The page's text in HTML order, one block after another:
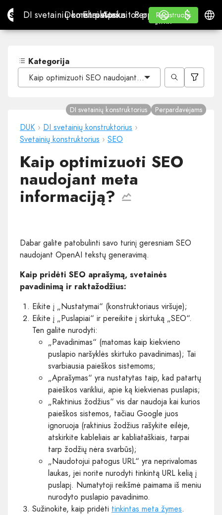
Site.proDI svetainių konstruktorius
DI svetainių konstruktorius
Domenai
DomenaiEl. paštas
El. paštasApskaitos programa
Apskaitos programa
Perpardavėjams
„WHITE LABEL“
Mokymasis
Mokymasis
Registruotis
Registruotis
Prisijungti
$
$
Kategorija
Kaip optimizuoti SEO naudojant meta informaciją?
DUK › DI svetainių konstruktorius ›
Svetainių konstruktorius › SEO
DI svetainių konstruktorius Perpardavėjams
Kaip optimizuoti SEO
naudojant meta
informaciją?
Dabar galite patobulinti savo turinį geresniam SEO
naudojant OpenAI tekstų generavimą.
Kaip pridėti SEO aprašymą, svetainės
pavadinimą ir raktažodžius:
Eikite į „Nustatymai“ (konstruktoriaus viršuje);
Eikite į „Puslapiai“ ir pereikite į skirtuką „SEO“.
Ten galite nurodyti:
„Pavadinimas“ (matomas kaip kiekvieno
puslapio naršyklės skirtuko pavadinimas); Tai
svarbiausia paieškos sistemoms;
„Aprašymas“ yra nustatytas taip, kad patartų
paieškos varikliui, apie ką kiekvienas puslapis;
„Raktinius žodžius“ vis dar naudoja kai kurios
paieškos sistemos, tačiau Google juos
ignoruoja (raktinius žodžius rašykite eilėje,
atskirkite kableliais ar kabliataškiais, tarpai
tarp žodžių nėra svarbūs);
„Naudotojui patogus URL“ yra neprivalomas
laukas, jei norite nurodyti tinkintą URL kelią į
puslapį. Numatytoji reikšmė paimama iš meniu
nurodyto puslapio pavadinimo.
Sužinokite, kaip pridėti tinkintas meta žymes.